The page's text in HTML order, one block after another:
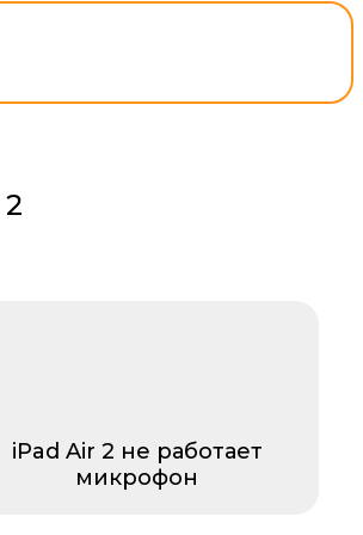
iPad Air 2 не работает
микрофон